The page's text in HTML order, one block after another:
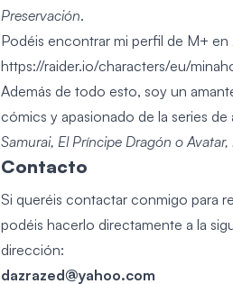
Preservación.
Podéis encontrar mi perfil de M+ en
https://raider.io/characters/eu/
Además de todo esto, soy un
cómics y apasionado de la series
Samurai, El Príncipe Dragón o
Contacto
Si queréis contactar conmigo para
podéis hacerlo directamente a la
dirección:
dazrazed@yahoo.com